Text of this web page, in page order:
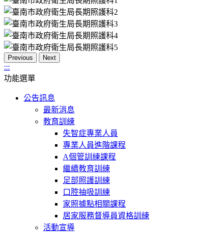
Previous Next
:::
功能選單
公告訊息
最新消息
教育訓練
失智症專業人員
專業人員進階課程
A個管訓練課程
繼續教育訓練
足部照護訓練
口腔抽吸訓練
家照據點相關課程
居家服務督導員資格訓練
活動宣導